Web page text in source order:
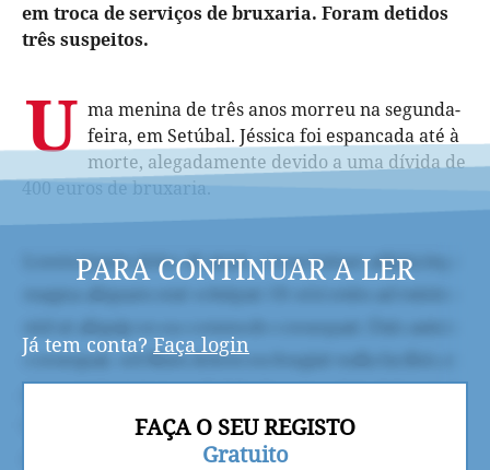
em troca de serviços de bruxaria. Foram detidos
três suspeitos.
U ma menina de três anos morreu na segunda-
feira, em Setúbal. Jéssica foi espancada até à
morte, alegadamente devido a uma dívida de
400 euros de bruxaria.
PARA CONTINUAR A LER
Já tem conta? Faça login
FAÇA O SEU REGISTO
Gratuito